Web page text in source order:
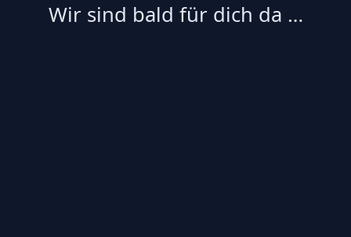
Wir sind bald für dich da …